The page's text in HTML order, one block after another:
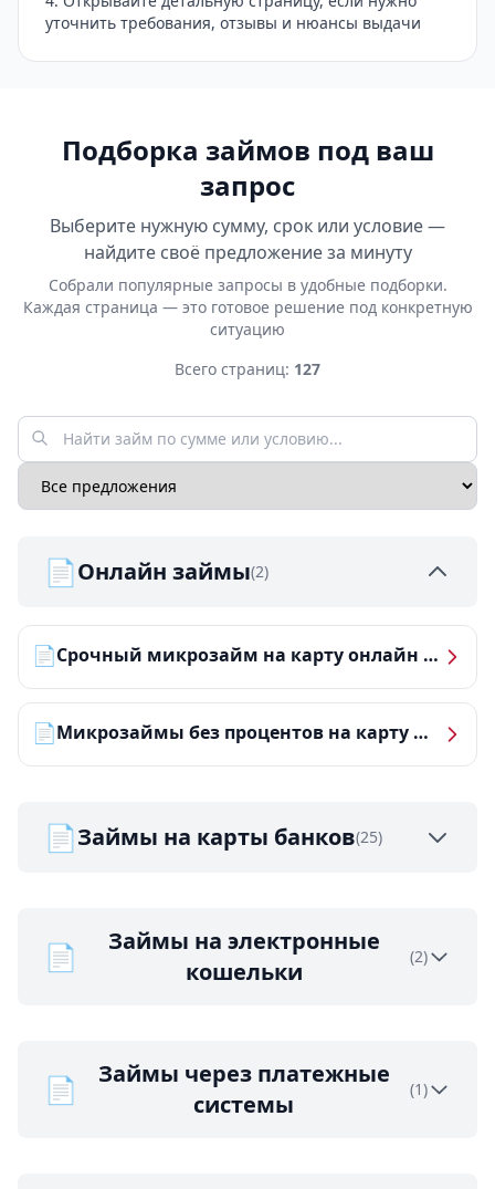
уточнить требования, отзывы и нюансы выдачи
Подборка займов под ваш
запрос
Выберите нужную сумму, срок или условие —
найдите своё предложение за минуту
Собрали популярные запросы в удобные подборки.
Каждая страница — это готовое решение под конкретную
ситуацию
Всего страниц: 127
📄Онлайн займы(2)
📄 Срочный микрозайм на карту онлайн — получить деньги за 5 минут
📄 Микрозаймы без процентов на карту — ТОП-10 за 2026 год
📄Займы на карты банков(25)
📄
Займы на электронные
кошельки
(2)
📄
Займы через платежные
системы
(1)